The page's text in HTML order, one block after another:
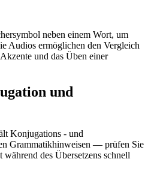
neben einem Wort, um
Audios ermöglichen den Vergleich
und das Üben einer
und
Konjugations - und
Grammatikhinweisen — prüfen Sie
des Übersetzens schnell